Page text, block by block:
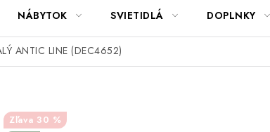
NÁBYTOK SVIETIDLÁ DOPLNKY
ANTIC LINE (DEC4652)
30 %